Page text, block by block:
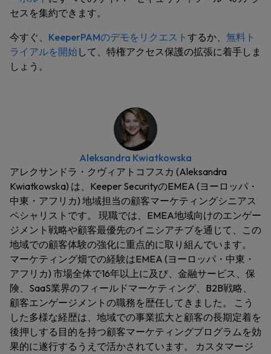
セスを集約できます。
今すぐ、 KeeperPAMのデモをリクエスト するか、 無料ト
ライアルを開始して、特権アクセス保護の拡張に着手しま
しょう。
Aleksandra Kwiatkowska
アレクサンドラ・クヴィアトコフスカ (Aleksandra
Kwiatkowska) は、Keeper SecurityのEMEA (ヨーロッパ・
中東・アフリカ) 地域担当の顧客マーケティングシニアス
ペシャリストです。 現職では、EMEA地域向けのエンゲー
ジメント戦略や顧客最優先のイニシアチブを通じて、この
地域での顧客体験の強化に重点的に取り組んでいます。
マーケティング畑での経験はEMEA (ヨーロッパ・中東・
アフリカ) 市場全体で16年以上に及び、金融サービス、保
険、SaaS業界のフィールドマーケティング、B2B戦略、
顧客エンゲージメントの職務を歴任してきました。 こう
した多様な経歴は、地域での事業拡大と顧客の長期定着を
後押しする目的を持つ顧客マーケティングプログラムを効
果的に遂行するうえで活かされています。 カスタマージ